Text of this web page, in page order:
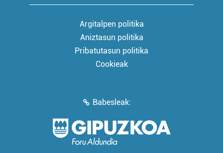
Argitalpen politika
Aniztasun politika
Pribatutasun politika
Cookieak
Babesleak: